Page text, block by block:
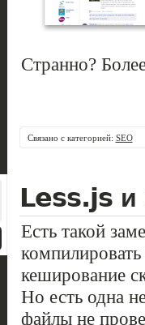
Странно?
Связано с категорией: SEO
Less.js и
Есть такой
кеширование
Но есть одна
файлы не